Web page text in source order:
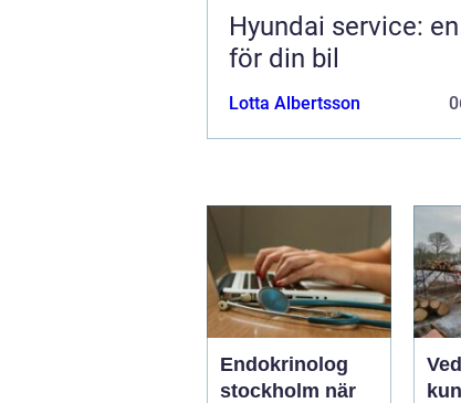
Hyundai service:
för din bil
Lotta Albertsson
Endokrinolog
stockholm när